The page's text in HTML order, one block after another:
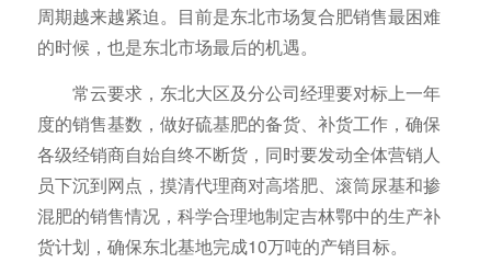
周期越来越紧迫。目前是东北市场复合肥销售最困难
的时候，也是东北市场最后的机遇。
常云要求，东北大区及分公司经理要对标上一年
度的销售基数，做好硫基肥的备货、补货工作，确保
各级经销商自始自终不断货，同时要发动全体营销人
员下沉到网点，摸清代理商对高塔肥、滚筒尿基和掺
混肥的销售情况，科学合理地制定吉林鄂中的生产补
货计划，确保东北基地完成10万吨的产销目标。